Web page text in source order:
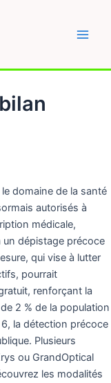
domaine de la santé
autorisés à
médicale,
un dépistage précoce
qui vise à lutter
pourrait
renforçant la
2 % de la population
la détection précoce
Plusieurs
ou GrandOptical
les modalités